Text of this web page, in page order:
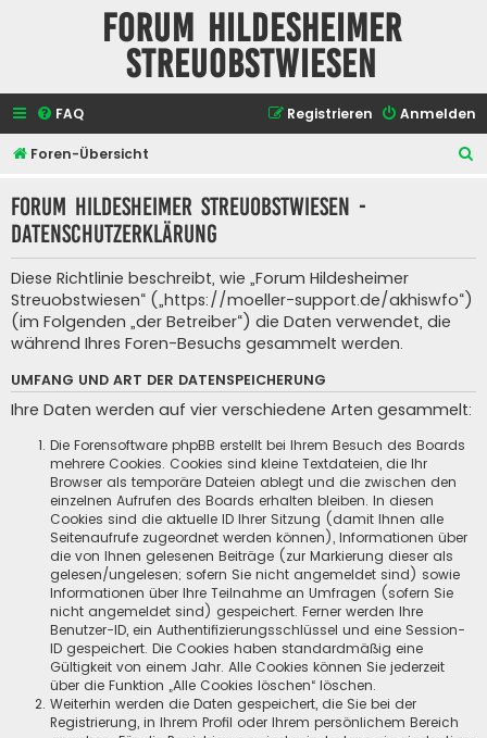
Forum Hildesheimer
Streuobstwiesen
FAQ Anmelden
Registrieren
Foren-Übersicht
Forum Hildesheimer Streuobstwiesen -
Datenschutzerklärung
Diese Richtlinie beschreibt, wie „Forum Hildesheimer
Streuobstwiesen“ („https://moeller-support.de/akhiswfo“)
(im Folgenden „der Betreiber“) die Daten verwendet, die
während Ihres Foren-Besuchs gesammelt werden.
UMFANG UND ART DER DATENSPEICHERUNG
Ihre Daten werden auf vier verschiedene Arten gesammelt:
Die Forensoftware phpBB erstellt bei Ihrem Besuch des Boards
mehrere Cookies. Cookies sind kleine Textdateien, die Ihr
Browser als temporäre Dateien ablegt und die zwischen den
einzelnen Aufrufen des Boards erhalten bleiben. In diesen
Cookies sind die aktuelle ID Ihrer Sitzung (damit Ihnen alle
Seitenaufrufe zugeordnet werden können), Informationen über
die von Ihnen gelesenen Beiträge (zur Markierung dieser als
gelesen/ungelesen; sofern Sie nicht angemeldet sind) sowie
Informationen über Ihre Teilnahme an Umfragen (sofern Sie
nicht angemeldet sind) gespeichert. Ferner werden Ihre
Benutzer-ID, ein Authentifizierungsschlüssel und eine Session-
ID gespeichert. Die Cookies haben standardmäßig eine
Gültigkeit von einem Jahr. Alle Cookies können Sie jederzeit
über die Funktion „Alle Cookies löschen“ löschen.
Weiterhin werden die Daten gespeichert, die Sie bei der
Registrierung, in Ihrem Profil oder Ihrem persönlichem Bereich